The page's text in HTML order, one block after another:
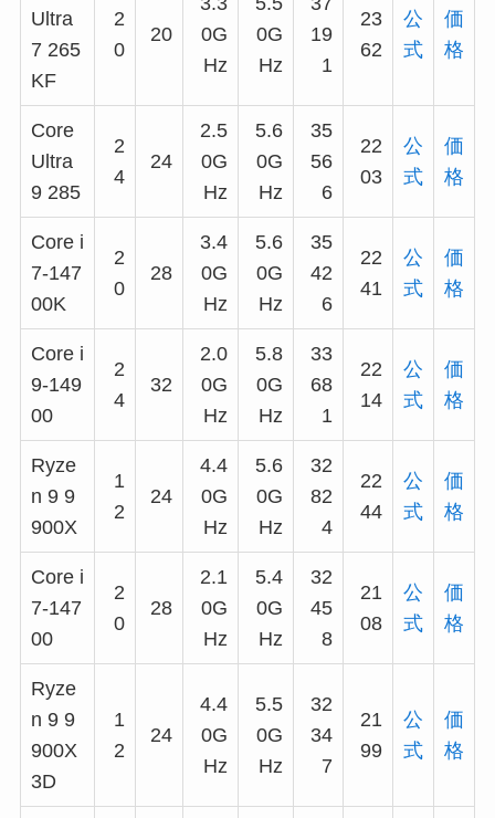
Ultra
7 265
KF
2
0
20
0G
Hz
0G
Hz
19
1
23
62
公
式
価
格
Core
Ultra
9 285
2
4
24
2.5
0G
Hz
5.6
0G
Hz
35
56
6
22
03
公
式
価
格
Core i
7-147
00K
2
0
28
3.4
0G
Hz
5.6
0G
Hz
35
42
6
22
41
公
式
価
格
Core i
9-149
00
2
4
32
2.0
0G
Hz
5.8
0G
Hz
33
68
1
22
14
公
式
価
格
Ryze
n 9 9
900X
1
2
24
4.4
0G
Hz
5.6
0G
Hz
32
82
4
22
44
公
式
価
格
Core i
7-147
00
2
0
28
2.1
0G
Hz
5.4
0G
Hz
32
45
8
21
08
公
式
価
格
Ryze
n 9 9
900X
3D
1
2
24
4.4
0G
Hz
5.5
0G
Hz
32
34
7
21
99
公
式
価
格